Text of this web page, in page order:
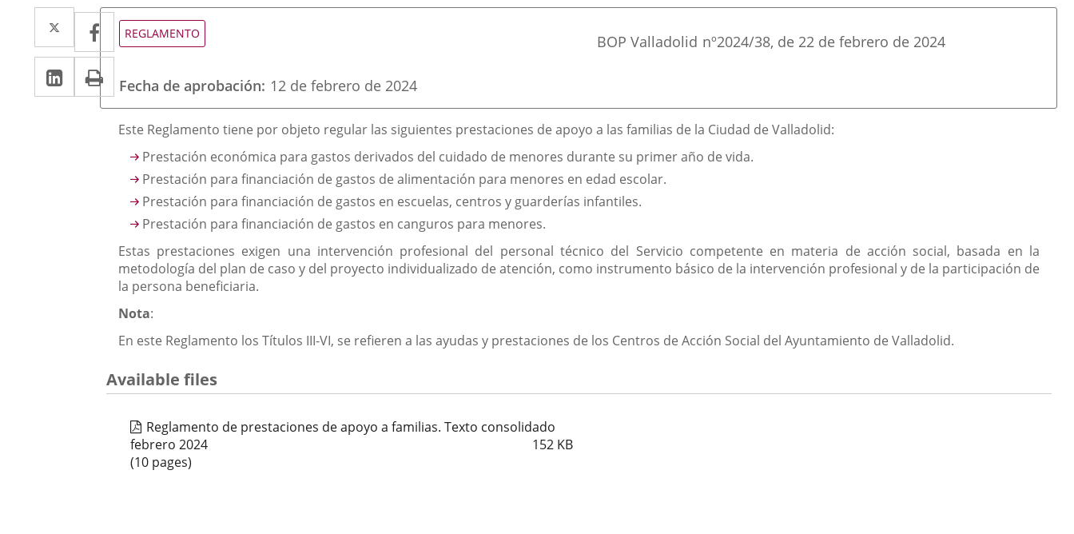
Twitter
Enlace
a
una
aplicación
externa.
Facebook
Enlace
a
una
aplicación
externa.
Linkedin
Enlace
a
aplicación
externa.
Tipo
de
REGLAMENTO
boletin
BOP Valladolid nº2024/38, de 22 de febrero de 2024
Fecha de aprobación 12 de febrero de 2024
Descripción
Este Reglamento tiene por objeto regular las siguientes prestaciones de apoyo a las familias de la Ciudad de Valladolid:
Prestación económica para gastos derivados del cuidado de menores durante su primer año de vida.
Prestación para financiación de gastos de alimentación para menores en edad escolar.
Prestación para financiación de gastos en escuelas, centros y guarderías infantiles.
Prestación para financiación de gastos en canguros para menores.
Estas prestaciones exigen una intervención profesional del personal técnico del Servicio competente en materia de acción social, basada en la
metodología del plan de caso y del proyecto individualizado de atención, como instrumento básico de la intervención profesional y de la participación de
la persona beneficiaria.
Nota:
En este Reglamento los Títulos III-VI, se refieren a las ayudas y prestaciones de los Centros de Acción Social del Ayuntamiento de Valladolid.
Available files
Reglamento de prestaciones de apoyo a familias. Texto consolidado
febrero 2024
152 KB
(10 pages)